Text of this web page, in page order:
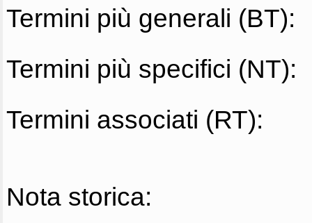
Termini più generali (BT):
Termini più specifici (NT):
Termini associati (RT):
Nota storica: